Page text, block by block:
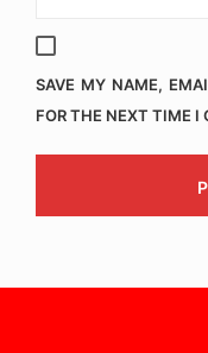
SAVE MY NAME,
FOR THE NEXT TIME I